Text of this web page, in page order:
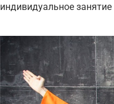
индивидуальное